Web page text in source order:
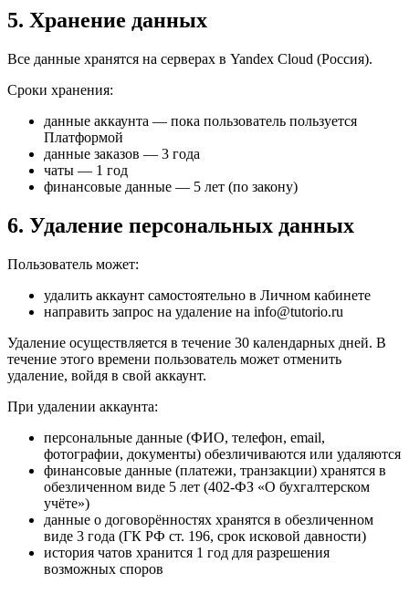
5. Хранение данных
Все данные хранятся на серверах в Yandex Cloud (Россия).
Сроки хранения:
данные аккаунта — пока пользователь пользуется
Платформой
данные заказов — 3 года
чаты — 1 год
финансовые данные — 5 лет (по закону)
6. Удаление персональных данных
Пользователь может:
удалить аккаунт самостоятельно в Личном кабинете
направить запрос на удаление на info@tutorio.ru
Удаление осуществляется в течение 30 календарных дней. В
течение этого времени пользователь может отменить
удаление, войдя в свой аккаунт.
При удалении аккаунта:
персональные данные (ФИО, телефон, email,
фотографии, документы) обезличиваются или удаляются
финансовые данные (платежи, транзакции) хранятся в
обезличенном виде 5 лет (402-ФЗ «О бухгалтерском
учёте»)
данные о договорённостях хранятся в обезличенном
виде 3 года (ГК РФ ст. 196, срок исковой давности)
история чатов хранится 1 год для разрешения
возможных споров